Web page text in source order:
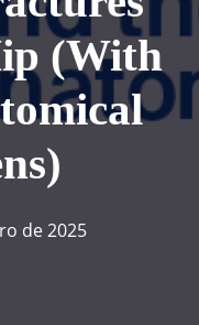
(With
de 2025